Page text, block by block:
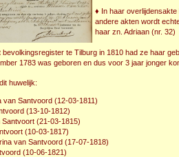
♦ In haar
andere akten wordt
haar zn. Adriaan (nr. 32)
bevolkingsregister te Tilburg in 1810 had ze haar
1783 was geboren en dus voor 3 jaar jonger
huwelijk:
van Santvoord (12-03-1811)
(13-10-1812)
Santvoort (21-03-1815)
(10-03-1817)
van Santvoord (17-07-1818)
(10-06-1821)